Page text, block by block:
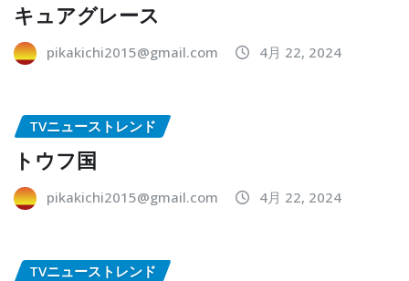
キュアグレース
pikakichi2015@gmail.com 4月 22, 2024
TVニューストレンド
トウフ国
pikakichi2015@gmail.com 4月 22, 2024
TVニューストレンド